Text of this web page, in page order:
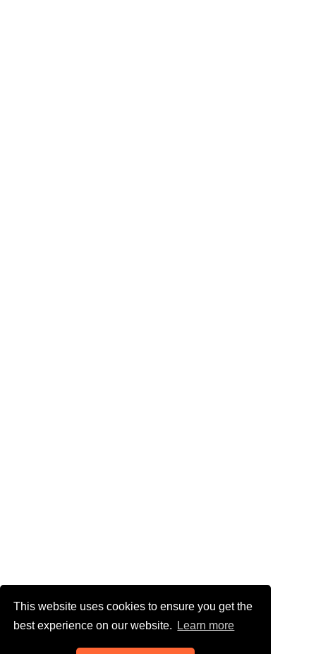
This website uses cookies to ensure you get the
best experience on our website.
Learn more